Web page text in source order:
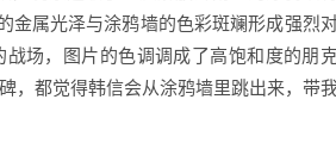
属光泽与涂鸦墙的色彩斑斓形成强烈
场，图片的色调调成了高饱和度的朋
，都觉得韩信会从涂鸦墙里跳出来，带